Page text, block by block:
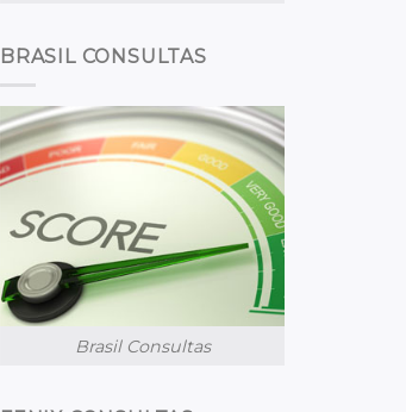
BRASIL CONSULTAS
Brasil Consultas